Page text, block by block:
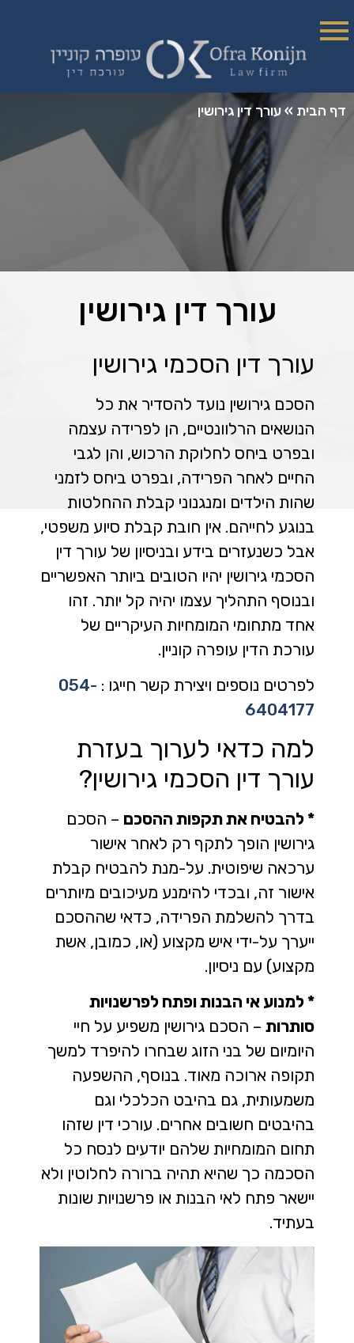
דף הבית »עורך דין גירושין
עורך דין גירושין
עורך דין הסכמי גירושין
הסכם גירושין נועד להסדיר את כל
הנושאים הרלוונטיים, הן לפרידה עצמה
ובפרט ביחס לחלוקת הרכוש, והן לגבי
החיים לאחר הפרידה, ובפרט ביחס לזמני
שהות הילדים ומנגנוני קבלת ההחלטות
בנוגע לחייהם. אין חובת קבלת סיוע משפטי,
אבל כשנעזרים בידע ובניסיון של עורך דין
הסכמי גירושין יהיו הטובים ביותר האפשריים
ובנוסף התהליך עצמו יהיה קל יותר. זהו
אחד מתחומי המומחיות העיקריים של
עורכת הדין עופרה קוניין.
לפרטים נוספים ויצירת קשר חייגו : 054-
6404177
למה כדאי לערוך בעזרת
עורך דין הסכמי גירושין?
* להבטיח את תקפות ההסכם – הסכם
גירושין הופך לתקף רק לאחר אישור
ערכאה שיפוטית. על-מנת להבטיח קבלת
אישור זה, ובכדי להימנע מעיכובים מיותרים
בדרך להשלמת הפרידה, כדאי שההסכם
ייערך על-ידי איש מקצוע (או, כמובן, אשת
מקצוע) עם ניסיון.
* למנוע אי הבנות ופתח לפרשנויות
סותרות – הסכם גירושין משפיע על חיי
היומיום של בני הזוג שבחרו להיפרד למשך
תקופה ארוכה מאוד. בנוסף, ההשפעה
משמעותית, גם בהיבט הכלכלי וגם
בהיבטים חשובים אחרים. עורכי דין שזהו
תחום המומחיות שלהם יודעים לנסח כל
הסכמה כך שהיא תהיה ברורה לחלוטין ולא
יישאר פתח לאי הבנות או פרשנויות שונות
בעתיד.